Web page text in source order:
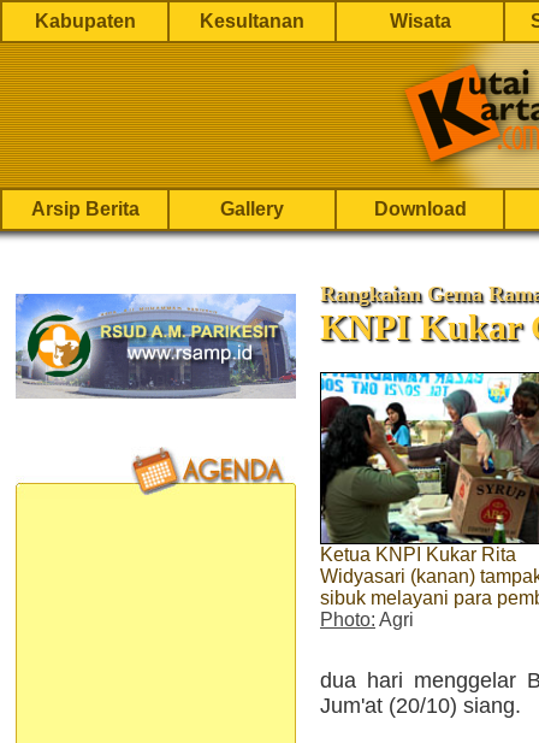
Kabupaten Kesultanan Wisata
Arsip Berita Gallery Download
Rangkaian Gema
KNPI Kukar
Ketua KNPI Kukar Rita
Widyasari (kanan)
sibuk melayani para
Photo: Agri
dua hari menggelar
Jum'at (20/10) siang.